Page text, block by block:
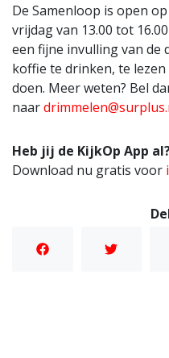
De Samenloop is open
vrijdag van 13.00 tot
een fijne invulling van de
koffie te drinken, te
doen. Meer weten? Bel
naar
Heb jij de KijkOp App
Download nu gratis voor